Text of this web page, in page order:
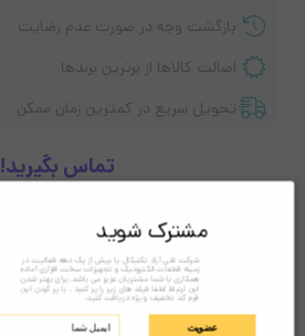
بازگشت وجه در صورت عدم رضایت
اصالت کالاها از برترین برندها
تحویل سریع در کمترین زمان ممکن
تماس بگیرید!
توضیحات نقد و بررسی‌ها (0)
مشترک شوید
شرکت فنی آراد تکنیکال با بیش از یک دهه فعالیت در
زمینه قطعات الکترونیک و تجهیزات سخت افزاری آماده
همکاری با شما مشتریان عزیز می باشد. برای بهتر شدن
این ارتباط لطفا فیلد های زیر را پر کنید . با پر کردن این
فرم کد تخفیف ویژه دریافت کنید.
عضویت